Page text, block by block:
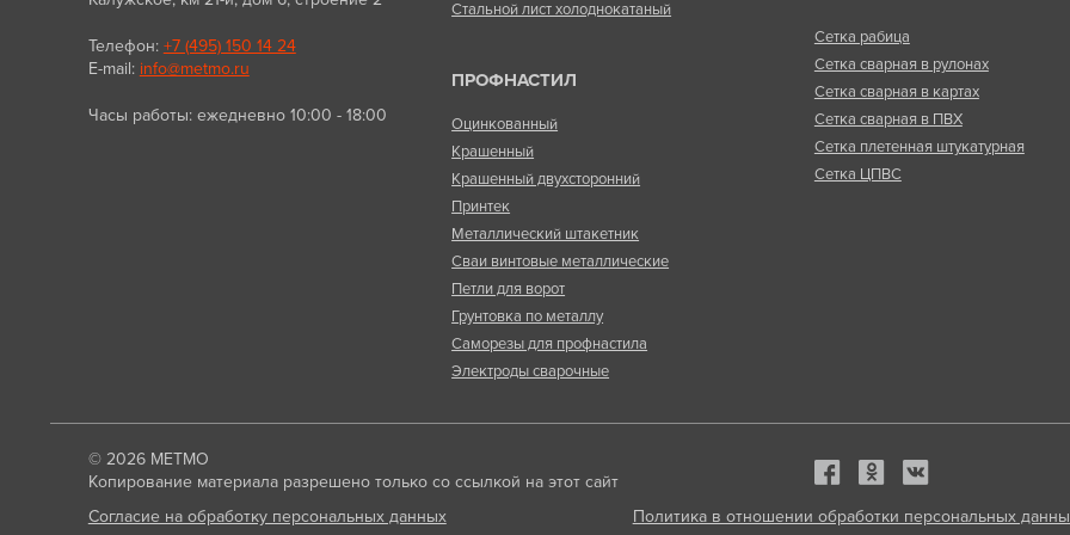
Телефон: +7 (495) 150 14 24
E-mail: info@metmo.ru
Часы работы: ежедневно 10:00 - 18:00
Стальной лист холоднокатаный
ПРОФНАСТИЛ
Оцинкованный
Крашенный
Крашенный двухсторонний
Принтек
Металлический штакетник
Сваи винтовые металлические
Петли для ворот
Грунтовка по металлу
Саморезы для профнастила
Электроды сварочные
Сетка рабица
Сетка сварная в рулонах
Сетка сварная в картах
Сетка сварная в ПВХ
Сетка плетенная штукатурная
Сетка ЦПВС
© 2026 МЕТМО
Копирование материала разрешено только со ссылкой на этот сайт
Согласие на обработку персональных данных
Политика в отношении обработки персональных